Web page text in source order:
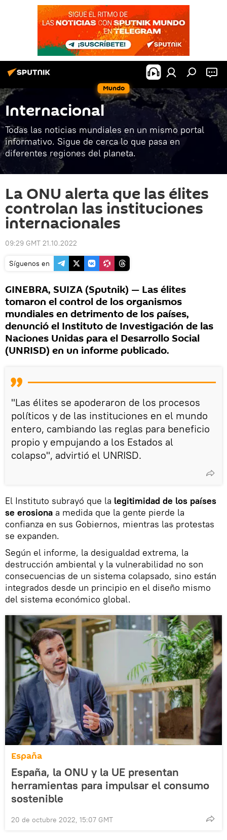
Mundo
Internacional
Todas las noticias mundiales en un mismo portal
informativo. Sigue de cerca lo que pasa en
diferentes regiones del planeta.
La ONU alerta que las élites
controlan las instituciones
internacionales
09:29 GMT 21.10.2022
Síguenos en
GINEBRA, SUIZA (Sputnik) — Las élites
tomaron el control de los organismos
mundiales en detrimento de los países,
denunció el Instituto de Investigación de las
Naciones Unidas para el Desarrollo Social
(UNRISD) en un informe publicado.
"Las élites se apoderaron de los procesos
políticos y de las instituciones en el mundo
entero, cambiando las reglas para beneficio
propio y empujando a los Estados al
colapso", advirtió el UNRISD.
El Instituto subrayó que la legitimidad de los países
se erosiona a medida que la gente pierde la
confianza en sus Gobiernos, mientras las protestas
se expanden.
Según el informe, la desigualdad extrema, la
destrucción ambiental y la vulnerabilidad no son
consecuencias de un sistema colapsado, sino están
integrados desde un principio en el diseño mismo
del sistema económico global.
España
España, la ONU y la UE presentan
herramientas para impulsar el consumo
sostenible
20 de octubre 2022, 15:07 GMT